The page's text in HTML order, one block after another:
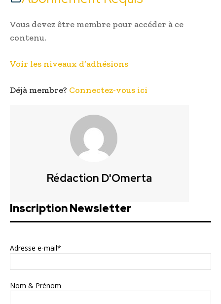
Vous devez être membre pour accéder à ce
contenu.
Voir les niveaux d’adhésions
Déjà membre? Connectez-vous ici
Rédaction D'Omerta
Inscription Newsletter
Adresse e-mail*
Nom & Prénom